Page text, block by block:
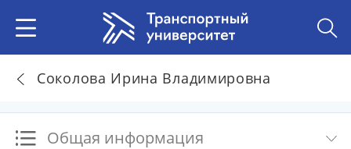
Соколова Ирина Владимировна
Общая информация